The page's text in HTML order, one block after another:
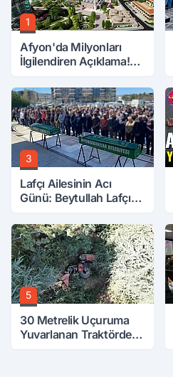
1
Afyon'da Milyonları
İlgilendiren Açıklama!
3
Lafçı Ailesinin Acı
Günü: Beytullah Lafçı
5
30 Metrelik Uçuruma
Yuvarlanan Traktörden